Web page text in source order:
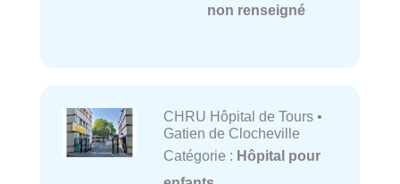
non renseigné
CHRU Hôpital de Tours •
Gatien de Clocheville
Catégorie : Hôpital pour